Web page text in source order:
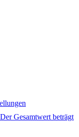
Gesamtwert beträgt